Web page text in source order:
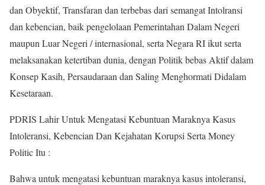
dan Obyektif, Transfaran dan terbebas dari semangat Intolransi
dan kebencian, baik pengelolaan Pemerintahan Dalam Negeri
maupun Luar Negeri / internasional, serta Negara RI ikut serta
melaksanakan ketertiban dunia, dengan Politik bebas Aktif dalam
Konsep Kasih, Persaudaraan dan Saling Menghormati Didalam
Kesetaraan.
PDRIS Lahir Untuk Mengatasi Kebuntuan Maraknya Kasus
Intoleransi, Kebencian Dan Kejahatan Korupsi Serta Money
Politic Itu :
Bahwa untuk mengatasi kebuntuan maraknya kasus intoleransi,